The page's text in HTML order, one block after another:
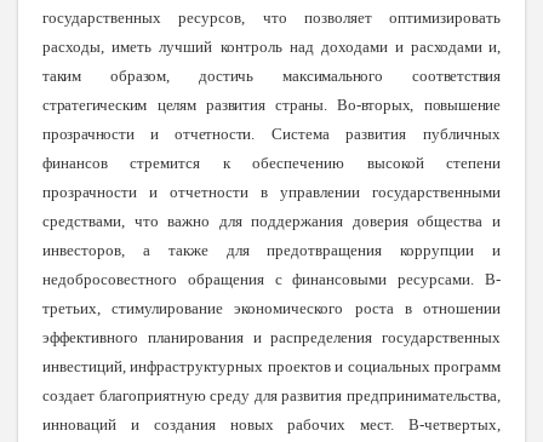
государственных ресурсов, что позволяет оптимизировать
расходы, иметь лучший контроль над доходамии расходами и,
таким образом, достичь максимального соответствия
стратегическим целям развития страны. Во-вторых, повышение
прозрачности и отчетности. Система развития публичных
финансов стремится к обеспечению высокой степени
прозрачности и отчетности в управлении государственными
средствами, что важно для поддержания доверия общества и
инвесторов, а также для предотвращения коррупции и
недобросовестного обращения с финансовыми ресурсами. В-
третьих, стимулирование экономического роста в отношении
эффективного планирования и распределения государственных
инвестиций, инфраструктурных проектов и социальных программ
создает благоприятную среду для развития предпринимательства,
инноваций и создания новых рабочих мест. В-четвертых,